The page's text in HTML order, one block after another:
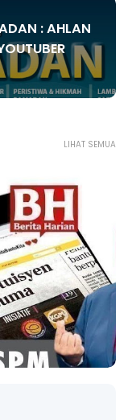
: AHLAN
LIHAT SEMUA